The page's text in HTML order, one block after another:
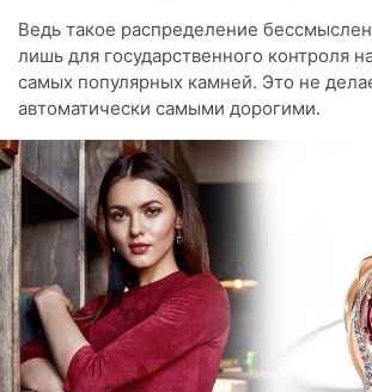
Ведь такое распределение
лишь для государственного контроля
самых популярных камней. Это не
автоматически самыми дорогими.